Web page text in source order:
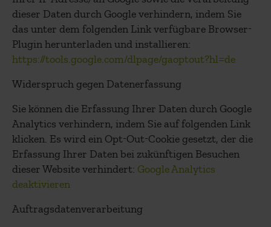
dieser Daten durch Google verhindern, indem Sie
das unter dem folgenden Link verfügbare Browser-
Plugin herunterladen und installieren:
https://tools.google.com/dlpage/gaoptout?hl=de
Widerspruch gegen Datenerfassung
Sie können die Erfassung Ihrer Daten durch Google
Analytics verhindern, indem Sie auf folgenden Link
klicken. Es wird ein Opt-Out-Cookie gesetzt, der die
Erfassung Ihrer Daten bei zukünftigen Besuchen
dieser Website verhindert: Google Analytics
deaktivieren
Auftragsdatenverarbeitung